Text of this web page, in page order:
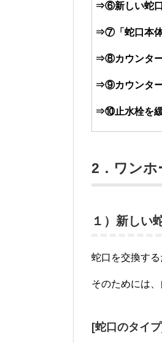
⇒⑥新しい蛇口
⇒⑦「蛇口本体
⇒⑧カウンター
⇒⑨カウンター
⇒⑩止水栓を緩
2．ワンホ
１）新しい
蛇口を交換す
そのためには
[蛇口のタイ